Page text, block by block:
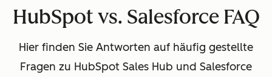
HubSpot vs. Salesforce FAQ
Hier finden Sie Antworten auf häufig gestellte
Fragen zu HubSpot Sales Hub und Salesforce